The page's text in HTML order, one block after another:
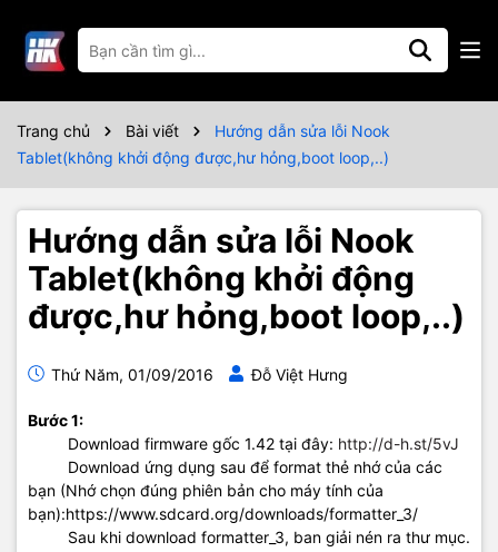
Trang chủ Bài viết
Hướng dẫn sửa lỗi Nook
Tablet(không khởi động được,hư hỏng,boot loop,..)
Hướng dẫn sửa lỗi Nook
Tablet(không khởi động
được,hư hỏng,boot loop,..)
Thứ Năm, 01/09/2016 Đỗ Việt Hưng
Bước 1:
Download firmware gốc 1.42 tại đây: http://d-h.st/5vJ
Download ứng dụng sau để format thẻ nhớ của các
bạn (Nhớ chọn đúng phiên bản cho máy tính của
bạn):https://www.sdcard.org/downloads/formatter_3/
Sau khi download formatter_3, ban giải nén ra thư mục.